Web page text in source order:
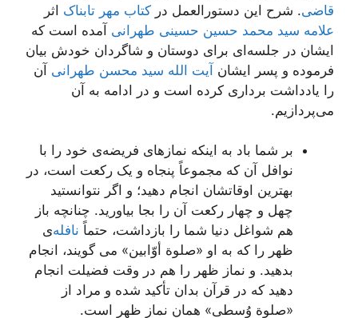
قاضی. شرح این دستورالعمل در کتاب مهر تابناک اثر
علامه سید محمد حسین حسینی طهرانی آمده است که
ایشان در جلسه‌ای برای دوستان و شاگردان خودش بیان
فرموده و پسر ایشان آیت الله سید محسن طهرانی آن
را یادداشت برداری کرده است و در ادامه به آن
می‌پردازیم.
بر شما باد به اینکه نمازهای فریضه‌ی خود را با
نوافل آن که مجموعاً پنجاه و یک رکعت است، در
بهترین اوقاتشان انجام دهید؛ و اگر نتوانستید
چهل و چهار رکعت آن را بجا بیاورید. چنانچه باز
هم شواغل دنیا شما را بازداشت، حتماً نافله‌ی
ظهر را که به او «صلوة أوّابین» می گویند، انجام
بدهید. و نماز ظهر را هم در وقت فضیلت انجام
دهید که در قرآن بدان تأکید شده و مراد از
«صلوة وُسطی» همان نماز ظهر است.